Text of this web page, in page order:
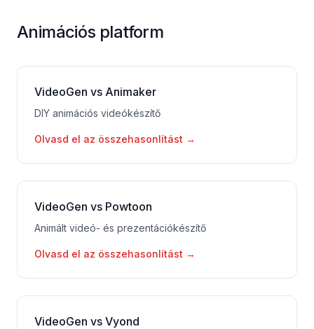
Animációs platform
VideoGen vs Animaker
DIY animációs videókészítő
Olvasd el az összehasonlítást →
VideoGen vs Powtoon
Animált videó- és prezentációkészítő
Olvasd el az összehasonlítást →
VideoGen vs Vyond